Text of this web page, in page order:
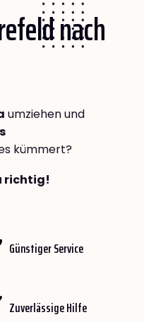
nach
umziehen und
kümmert?
richtig!
Günstiger Service
Zuverlässige Hilfe